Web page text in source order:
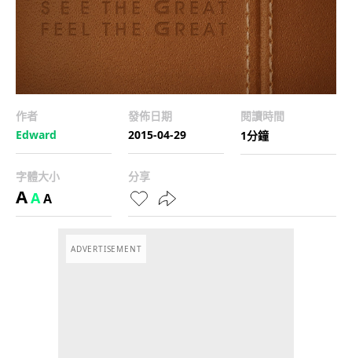
作者
Edward
發佈日期
2015-04-29
閱讀時間
1分鐘
字體大小
AAA
分享
ADVERTISEMENT